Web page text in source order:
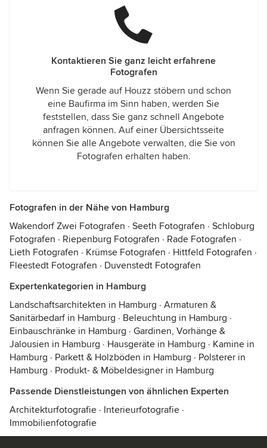
Kontaktieren Sie ganz leicht erfahrene
Fotografen
Wenn Sie gerade auf Houzz stöbern und schon
eine Baufirma im Sinn haben, werden Sie
feststellen, dass Sie ganz schnell Angebote
anfragen können. Auf einer Übersichtsseite
können Sie alle Angebote verwalten, die Sie von
Fotografen erhalten haben.
Fotografen in der Nähe von Hamburg
Wakendorf Zwei Fotografen · Seeth Fotografen · Schloburg
Fotografen · Riepenburg Fotografen · Rade Fotografen ·
Lieth Fotografen · Krümse Fotografen · Hittfeld Fotografen ·
Fleestedt Fotografen · Duvenstedt Fotografen
Expertenkategorien in Hamburg
Landschaftsarchitekten in Hamburg · Armaturen &
Sanitärbedarf in Hamburg · Beleuchtung in Hamburg ·
Einbauschränke in Hamburg · Gardinen, Vorhänge &
Jalousien in Hamburg · Hausgeräte in Hamburg · Kamine in
Hamburg · Parkett & Holzböden in Hamburg · Polsterer in
Hamburg · Produkt- & Möbeldesigner in Hamburg
Passende Dienstleistungen von ähnlichen Experten
Architekturfotografie · Interieurfotografie ·
Immobilienfotografie